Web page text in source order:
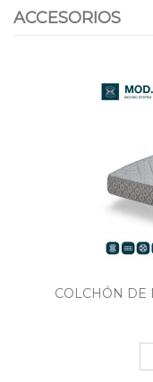
ACCESORIOS
COLCHÓN DE